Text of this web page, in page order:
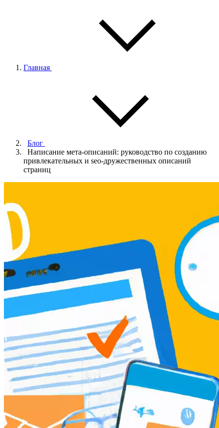
Главная
Блог
Написание мета-описаний: руководство по созданию
привлекательных и seo-дружественных описаний
страниц